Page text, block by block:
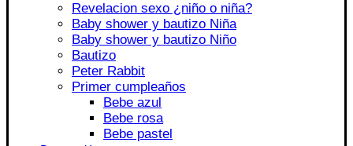
Revelacion sexo ¿niño o niña?
Baby shower y bautizo Niña
Baby shower y bautizo Niño
Bautizo
Peter Rabbit
Primer cumpleaños
Bebe azul
Bebe rosa
Bebe pastel